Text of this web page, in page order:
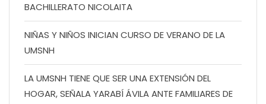
BACHILLERATO NICOLAITA
NIÑAS Y NIÑOS INICIAN CURSO DE VERANO DE LA
UMSNH
LA UMSNH TIENE QUE SER UNA EXTENSIÓN DEL
HOGAR, SEÑALA YARABÍ ÁVILA ANTE FAMILIARES DE